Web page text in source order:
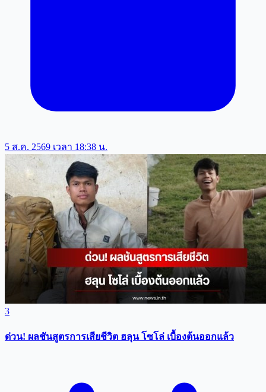
5 ส.ค. 2569 เวลา 18:38 น.
3
ด่วน! ผลชันสูตรการเสียชีวิต ฮลุน โซโล่ เบื้องต้นออกแล้ว